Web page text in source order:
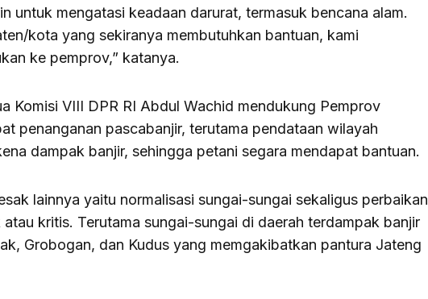
untuk mengatasi keadaan darurat, termasuk bencana alam.
kota yang sekiranya membutuhkan bantuan, kami
ke pemprov,” katanya.
Komisi VIII DPR RI Abdul Wachid mendukung Pemprov
penanganan pascabanjir, terutama pendataan wilayah
dampak banjir, sehingga petani segara mendapat bantuan.
lainnya yaitu normalisasi sungai-sungai sekaligus perbaikan
kritis. Terutama sungai-sungai di daerah terdampak banjir
Grobogan, dan Kudus yang memgakibatkan pantura Jateng